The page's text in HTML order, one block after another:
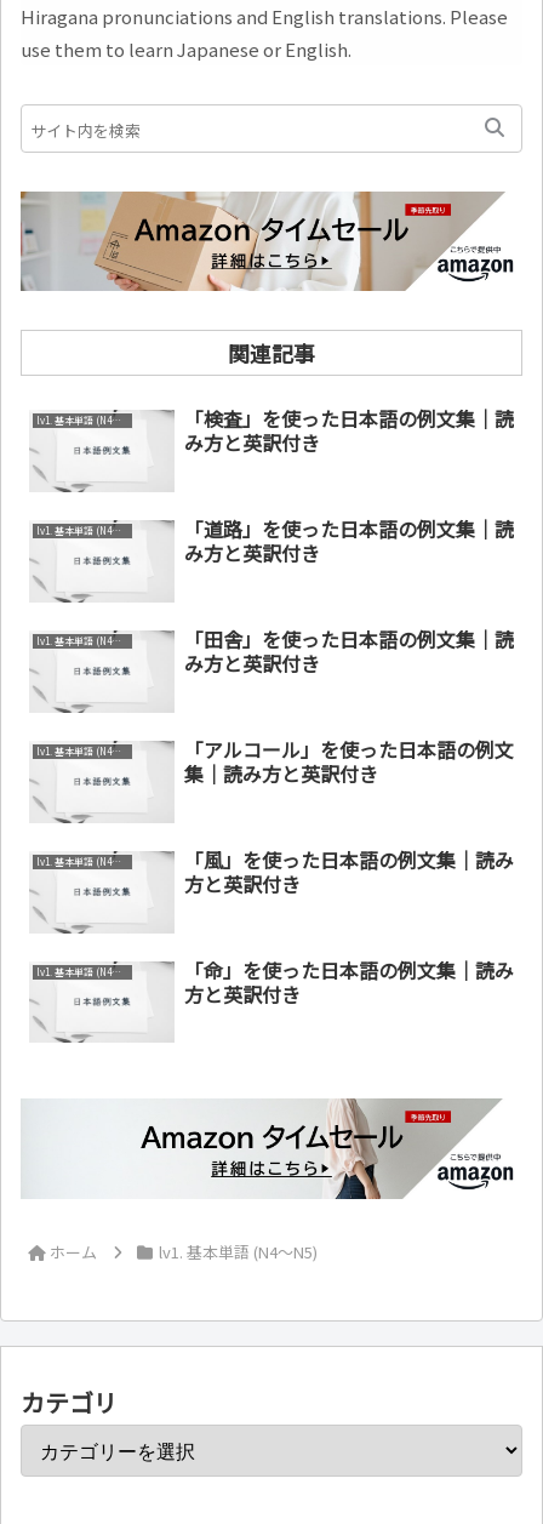
Hiragana pronunciations and English translations. Please
use them to learn Japanese or English.
関連記事
lv1. 基本単語 (N4～N5)
「検査」を使った日本語の例文集｜読
み方と英訳付き
lv1. 基本単語 (N4～N5)
「道路」を使った日本語の例文集｜読
み方と英訳付き
lv1. 基本単語 (N4～N5)
「田舎」を使った日本語の例文集｜読
み方と英訳付き
lv1. 基本単語 (N4～N5)
「アルコール」を使った日本語の例文
集｜読み方と英訳付き
lv1. 基本単語 (N4～N5)
「風」を使った日本語の例文集｜読み
方と英訳付き
lv1. 基本単語 (N4～N5)
「命」を使った日本語の例文集｜読み
方と英訳付き
ホーム lv1. 基本単語 (N4～N5)
カテゴリ